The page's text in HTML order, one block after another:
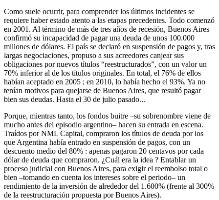
Como suele ocurrir, para comprender los últimos incidentes se
requiere haber estado atento a las etapas precedentes. Todo comenzó
en 2001. Al término de más de tres años de recesión, Buenos Aires
confirmó su incapacidad de pagar una deuda de unos 100.000
millones de dólares. El país se declaró en suspensión de pagos y, tras
largas negociaciones, propuso a sus acreedores canjear sus
obligaciones por nuevos títulos “reestructurados”, con un valor un
70% inferior al de los títulos originales. En total, el 76% de ellos
habían aceptado en 2005 ; en 2010, lo había hecho el 93%. Ya no
tenían motivos para quejarse de Buenos Aires, que resultó pagar
bien sus deudas. Hasta el 30 de julio pasado...
Porque, mientras tanto, los fondos buitre –su sobrenombre viene de
mucho antes del episodio argentino– hacen su entrada en escena.
Traídos por NML Capital, compraron los títulos de deuda por los
que Argentina había entrado en suspensión de pagos, con un
descuento medio del 80% : apenas pagaron 20 centavos por cada
dólar de deuda que compraron. ¿Cuál era la idea ? Entablar un
proceso judicial con Buenos Aires, para exigir el reembolso total o
bien –tomando en cuenta los intereses sobre el periodo– un
rendimiento de la inversión de alrededor del 1.600% (frente al 300%
de la reestructuración propuesta por Buenos Aires).